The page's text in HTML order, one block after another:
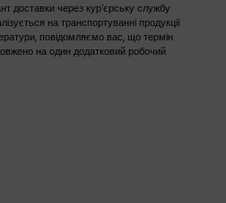
доставки через кур'єрську службу
на транспортуванні продукції
повідомляємо вас, що термін
на один додатковий робочий